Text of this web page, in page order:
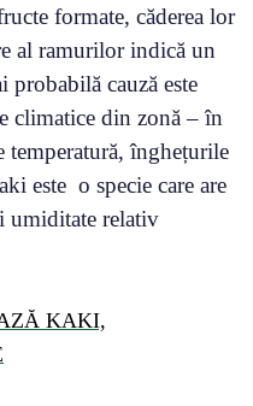
formate, căderea lor
al ramurilor indică un
probabilă cauză este
climatice din zonă – în
temperatură, înghețurile
este o specie care are
umiditate relativ
KAKI,